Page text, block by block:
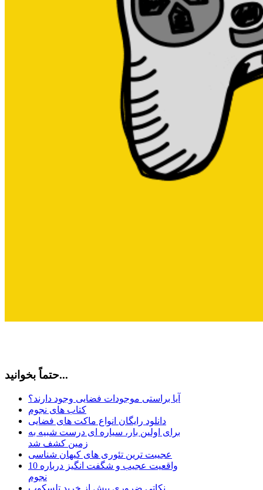
حتماً بخوانید...
آیا براستی موجودات فضایی وجود دارند؟
کتاب های نجوم
دانلود رایگان انواع ماکت های فضایی
برای اولین بار، سیاره ای درست شبیه به
زمین کشف شد
عجیبت ترین تئوری های کیهان شناسی
10 واقعیت عجیب و شگفت انگیز درباره
نجوم
نکاتی ضروری پیش از خرید تلسکوپ